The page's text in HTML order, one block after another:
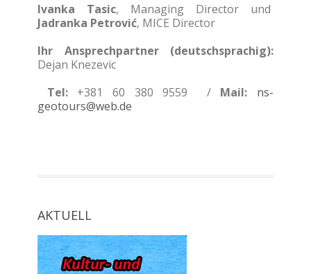
Ivanka Tasic, Managing Director und
Jadranka Petrović, MICE Director
Ihr Ansprechpartner (deutschsprachig):
Dejan Knezevic
Tel:+381 60 380 9559 / Mail: ns-
geotours@web.de
AKTUELL